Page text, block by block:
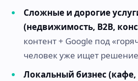
Сложные и дорогие
(недвижимость, B2B,
контент + Google под
человек уже ищет
Локальный бизнес